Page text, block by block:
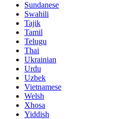
Sundanese
Swahili
Tajik
Tamil
Telugu
Thai
Ukrainian
Urdu
Uzbek
Vietnamese
Welsh
Xhosa
Yiddish